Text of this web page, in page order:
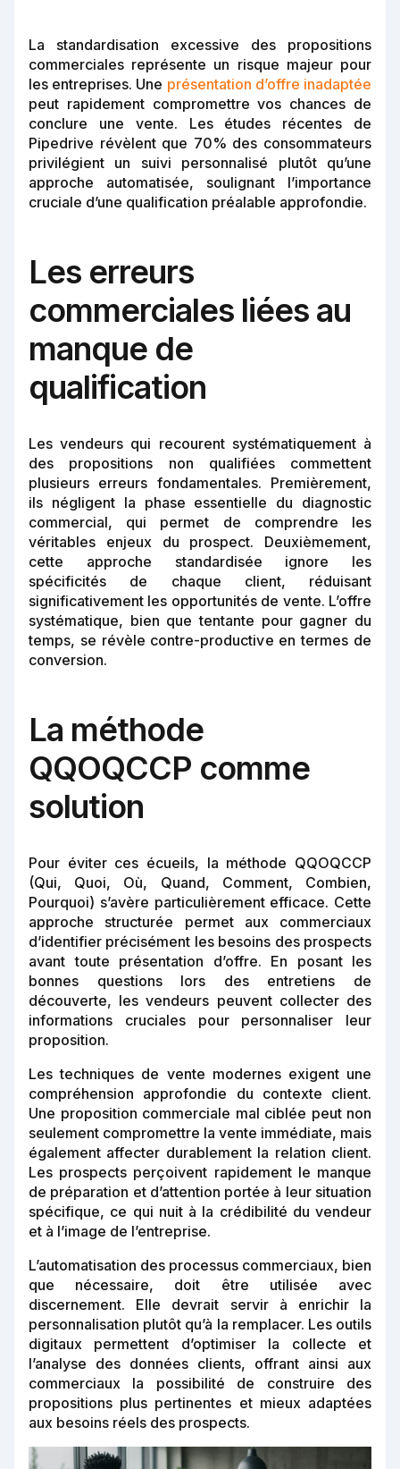
La standardisation excessive des propositions
commerciales représente un risque majeur pour
les entreprises. Une présentation d’offre inadaptée
peut rapidement compromettre vos chances de
conclure une vente. Les études récentes de
Pipedrive révèlent que 70% des consommateurs
privilégient un suivi personnalisé plutôt qu’une
approche automatisée, soulignant l’importance
cruciale d’une qualification préalable approfondie.
Les erreurs
commerciales liées au
manque de
qualification
Les vendeurs qui recourent systématiquement à
des propositions non qualifiées commettent
plusieurs erreurs fondamentales. Premièrement,
ils négligent la phase essentielle du diagnostic
commercial, qui permet de comprendre les
véritables enjeux du prospect. Deuxièmement,
cette approche standardisée ignore les
spécificités de chaque client, réduisant
significativement les opportunités de vente. L’offre
systématique, bien que tentante pour gagner du
temps, se révèle contre-productive en termes de
conversion.
La méthode
QQOQCCP comme
solution
Pour éviter ces écueils, la méthode QQOQCCP
(Qui, Quoi, Où, Quand, Comment, Combien,
Pourquoi) s’avère particulièrement efficace. Cette
approche structurée permet aux commerciaux
d’identifier précisément les besoins des prospects
avant toute présentation d’offre. En posant les
bonnes questions lors des entretiens de
découverte, les vendeurs peuvent collecter des
informations cruciales pour personnaliser leur
proposition.
Les techniques de vente modernes exigent une
compréhension approfondie du contexte client.
Une proposition commerciale mal ciblée peut non
seulement compromettre la vente immédiate, mais
également affecter durablement la relation client.
Les prospects perçoivent rapidement le manque
de préparation et d’attention portée à leur situation
spécifique, ce qui nuit à la crédibilité du vendeur
et à l’image de l’entreprise.
L’automatisation des processus commerciaux, bien
que nécessaire, doit être utilisée avec
discernement. Elle devrait servir à enrichir la
personnalisation plutôt qu’à la remplacer. Les outils
digitaux permettent d’optimiser la collecte et
l’analyse des données clients, offrant ainsi aux
commerciaux la possibilité de construire des
propositions plus pertinentes et mieux adaptées
aux besoins réels des prospects.